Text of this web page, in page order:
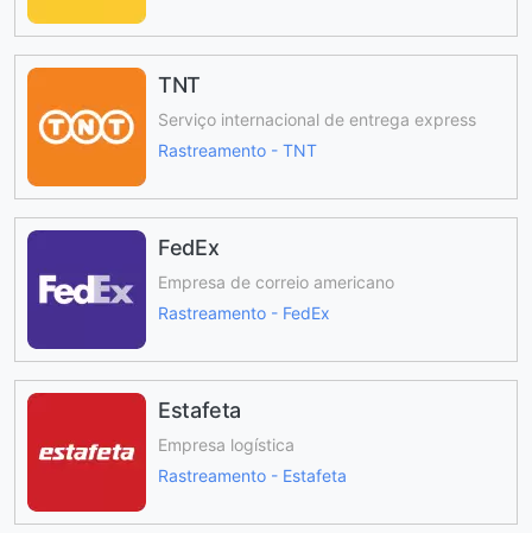
TNT
Serviço internacional de entrega express
Rastreamento - TNT
FedEx
Empresa de correio americano
Rastreamento - FedEx
Estafeta
Empresa logística
Rastreamento - Estafeta